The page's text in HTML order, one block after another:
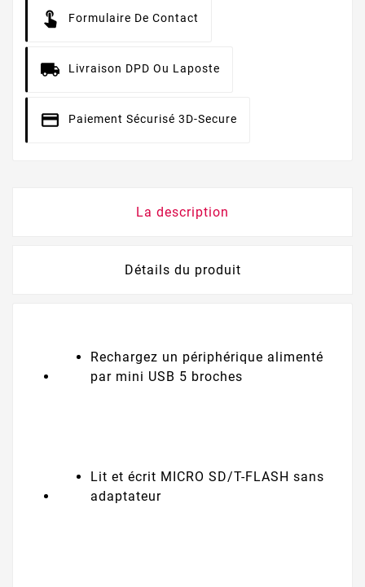
Formulaire De Contact
Livraison DPD Ou Laposte
Paiement Sécurisé 3D-Secure
La description
Détails du produit
Rechargez un périphérique alimenté
par mini USB 5 broches
Lit et écrit MICRO SD/T-FLASH sans
adaptateur